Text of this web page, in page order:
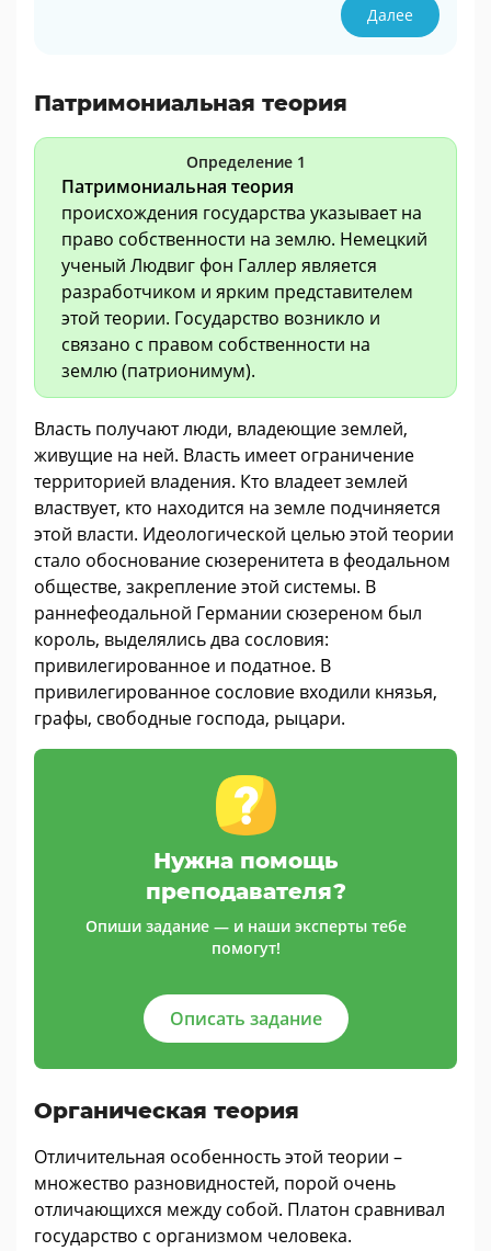
Далее
Патримониальная теория
Определение 1
Патримониальная теория
происхождения государства указывает на
право собственности на землю. Немецкий
ученый Людвиг фон Галлер является
разработчиком и ярким представителем
этой теории. Государство возникло и
связано с правом собственности на
землю (патрионимум).
Власть получают люди, владеющие землей,
живущие на ней. Власть имеет ограничение
территорией владения. Кто владеет землей
властвует, кто находится на земле подчиняется
этой власти. Идеологической целью этой теории
стало обоснование сюзеренитета в феодальном
обществе, закрепление этой системы. В
раннефеодальной Германии сюзереном был
король, выделялись два сословия:
привилегированное и податное. В
привилегированное сословие входили князья,
графы, свободные господа, рыцари.
Нужна помощь
преподавателя?
Опиши задание — и наши эксперты тебе
помогут!
Описать задание
Органическая теория
Отличительная особенность этой теории –
множество разновидностей, порой очень
отличающихся между собой. Платон сравнивал
государство с организмом человека.